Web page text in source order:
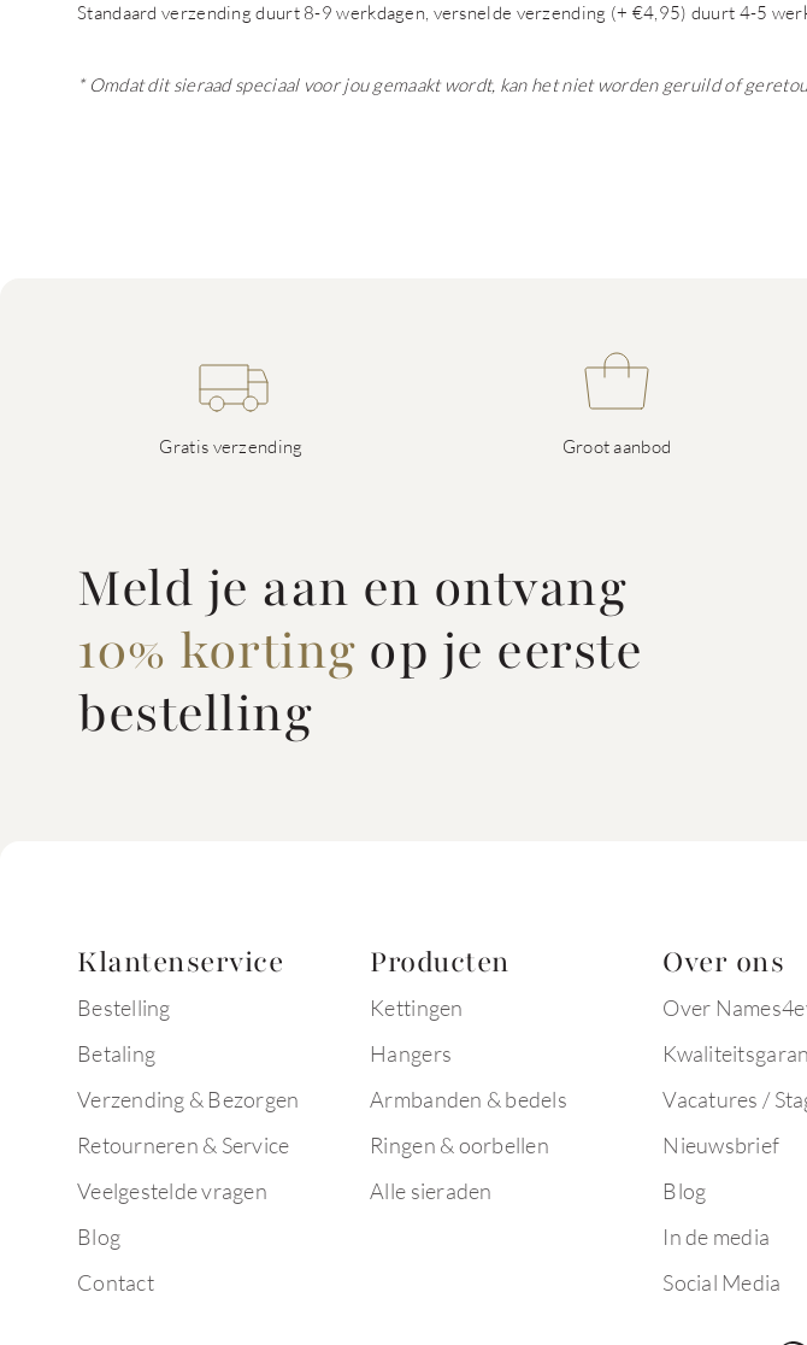
Standaard verzending duurt 8-9 werkdagen, versnelde verzending (+ €4,95) duurt 4-5
* Omdat dit sieraad speciaal voor jou gemaakt wordt, kan het niet worden geruild of
Gratis verzending Groot aanbod
Meld je aan en ontvang
10% korting op je eerste
bestelling
Klantenservice
Bestelling
Betaling
Verzending & Bezorgen
Retourneren & Service
Veelgestelde vragen
Blog
Contact
Producten
Kettingen
Hangers
Armbanden & bedels
Ringen & oorbellen
Alle sieraden
Over ons
Over
Vacatures /
Nieuwsbrief
Blog
In de media
Social Media